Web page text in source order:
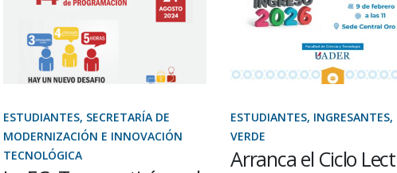
ESTUDIANTES, SECRETARÍA DE
MODERNIZACIÓN E INNOVACIÓN
TECNOLÓGICA
ESTUDIANTES, INGRESANTES,
VERDE
Arranca el Ciclo